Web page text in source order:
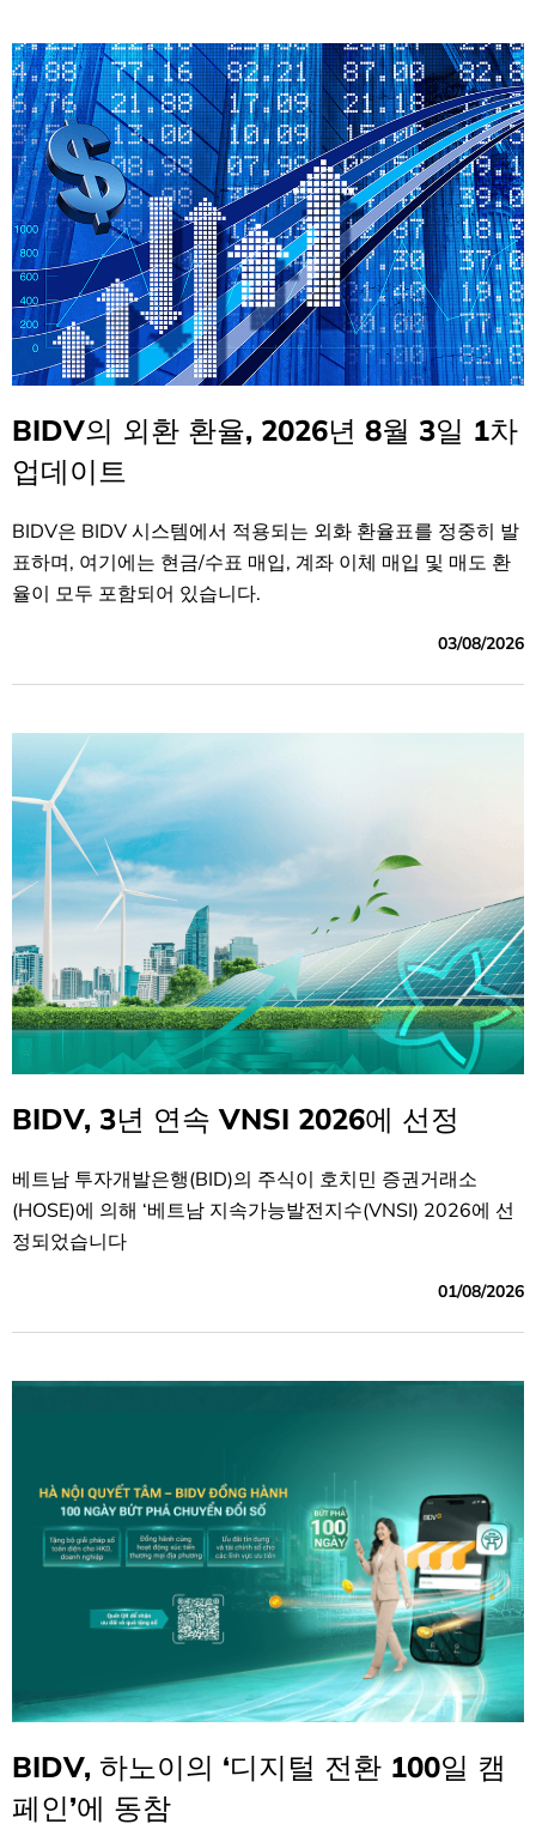
BIDV의 외환 환율, 2026년 8월 3일 1차
업데이트
BIDV은 BIDV 시스템에서 적용되는 외화 환율표를 정중히 발
표하며, 여기에는 현금/수표 매입, 계좌 이체 매입 및 매도 환
율이 모두 포함되어 있습니다.
03/08/2026
BIDV, 3년 연속 VNSI 2026에 선정
베트남 투자개발은행(BID)의 주식이 호치민 증권거래소
(HOSE)에 의해 ‘베트남 지속가능발전지수(VNSI) 2026에 선
정되었습니다
01/08/2026
BIDV, 하노이의 ‘디지털 전환 100일 캠
페인’에 동참